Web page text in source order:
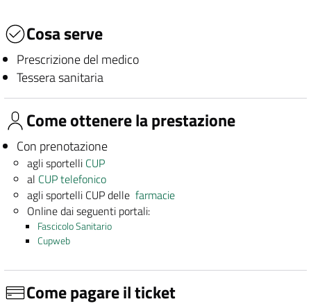
Cosa serve
Prescrizione del medico
Tessera sanitaria
Come ottenere la prestazione
Con prenotazione
agli sportelli CUP
al CUP telefonico
agli sportelli CUP dellefarmacie
Online dai seguenti portali:
Fascicolo Sanitario
Cupweb
Come pagare il ticket